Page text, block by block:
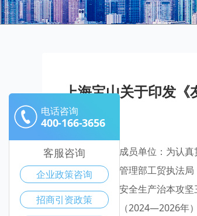
上海宝山关于印发《
街道各安委会成员单位：为认
件精神和应急管理部工贸执法
委会《宝山区安全生产治本攻
三年行动方案（2024—2026年
电话咨询
400-166-3656
客服咨询
企业政策咨询
招商引资政策